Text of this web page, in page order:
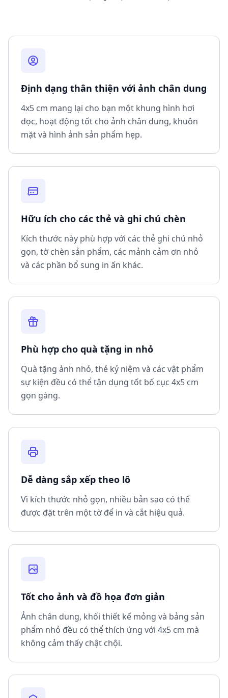
Định dạng thân thiện với ảnh chân dung
4x5 cm mang lại cho bạn một khung hình hơi
dọc, hoạt động tốt cho ảnh chân dung, khuôn
mặt và hình ảnh sản phẩm hẹp.
Hữu ích cho các thẻ và ghi chú chèn
Kích thước này phù hợp với các thẻ ghi chú nhỏ
gọn, tờ chèn sản phẩm, các mảnh cảm ơn nhỏ
và các phần bổ sung in ấn khác.
Phù hợp cho quà tặng in nhỏ
Quà tặng ảnh nhỏ, thẻ kỷ niệm và các vật phẩm
sự kiện đều có thể tận dụng tốt bố cục 4x5 cm
gọn gàng.
Dễ dàng sắp xếp theo lô
Vì kích thước nhỏ gọn, nhiều bản sao có thể
được đặt trên một tờ để in và cắt hiệu quả.
Tốt cho ảnh và đồ họa đơn giản
Ảnh chân dung, khối thiết kế mỏng và bảng sản
phẩm nhỏ đều có thể thích ứng với 4x5 cm mà
không cảm thấy chật chội.